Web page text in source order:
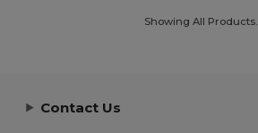
Showing All Products.
Contact Us